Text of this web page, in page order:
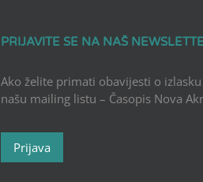
PRIJAVITE SE NA NAŠ
Ako želite primati obavijesti o
našu mailing listu – Časopis Nova
Prijava